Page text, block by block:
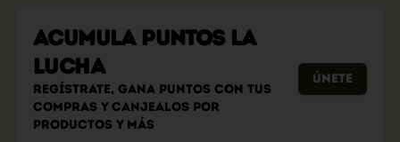
Acumula PUNTOS LA
LUCHA
Regístrate, gana puntos con tus
compras y canjealos por
productos y más
Únete